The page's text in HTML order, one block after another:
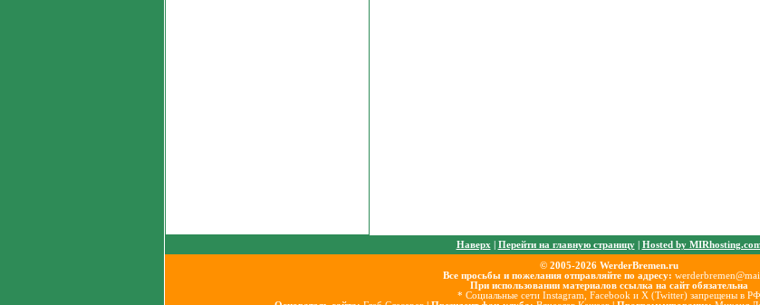
Наверх Перейти на главную страницу| Hosted by
© 2005-2026 WerderBremen.ru
Все просьбы и пожелания отправляйте по адресу:
При использовании материалов ссылка на сайт обязательна
* Социальные сети Instagram, Facebook и X (Twitter) запрещены в РФ